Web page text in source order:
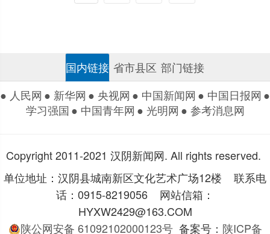
国内链接 省市县区 部门链接
● 人民网 ● 新华网 ● 央视网 ● 中国新闻网 ● 中国日报网 ●
学习强国● 中国青年网 ● 光明网 ● 参考消息网
Copyright 2011-2021 汉阴新闻网. All rights reserved.
单位地址：汉阴县城南新区文化艺术广场12楼 联系电
话：0915-8219056 网站信箱：
HYXW2429@163.COM
陕公网安备 61092102000123号备案号： 陕ICP备